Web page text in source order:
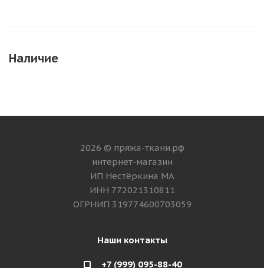
Наличие
2026 © пряжа-ткани.рф
интернет-магазин
ИП Нестёркина МА
ИНН 772021310811
ОГРНИП 319774600703059
Наши контакты
+7 (999) 095-88-40